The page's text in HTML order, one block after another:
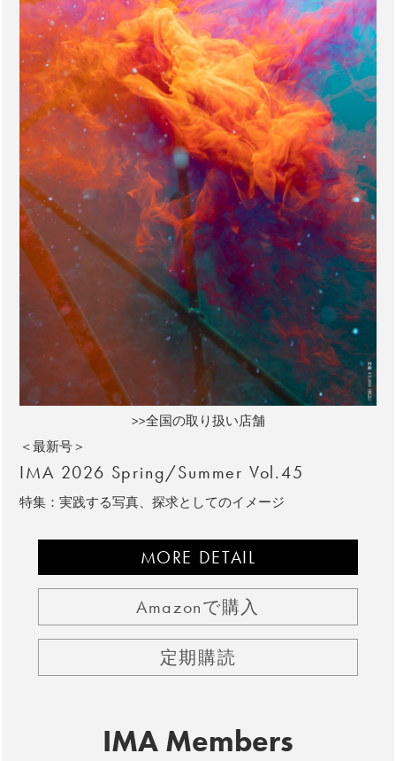
>>全国の取り扱い店舗
＜最新号＞
IMA 2026 Spring/Summer Vol.45
特集：実践する写真、探求としてのイメージ
MORE DETAIL
Amazonで購入
定期購読
IMA Members